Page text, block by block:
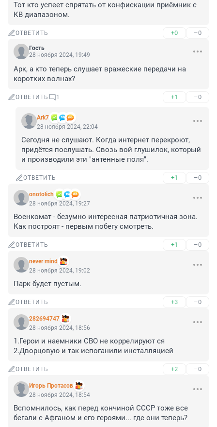
Тот кто успеет спрятать от конфискации приёмник с
КВ диапазоном.
ОТВЕТИТЬ +0 –0
Гость
28 ноября 2024, 19:49
Арк, а кто теперь слушает вражеские передачи на
коротких волнах?
ОТВЕТИТЬ 1 +1 –0
Ark7
28 ноября 2024, 22:04
Сегодня не слушают. Когда интернет перекроют,
придётся послушать. Свозь вой глушилок, который
и производили эти "антенные поля".
ОТВЕТИТЬ +1 –0
onotolich
28 ноября 2024, 19:27
Военкомат - безумно интересная патриотичная зона.
Как построят - первым побегу смотреть.
ОТВЕТИТЬ +1 –0
never mind
28 ноября 2024, 19:02
Парк будет пустым.
ОТВЕТИТЬ +3 –0
282694747
28 ноября 2024, 18:56
1.Герои и наемники СВО не коррелируют ся
2.Дворцовую и так испоганили инсталляцией
ОТВЕТИТЬ +2 –0
Игорь Протасов
28 ноября 2024, 18:54
Вспомнилось, как перед кончиной СССР тоже все
бегали с Афганом и его героями... где они теперь?